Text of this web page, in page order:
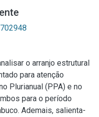
o arranjo estrutural
para atenção
Plurianual (PPA) e no
para o período
Ademais, salienta-